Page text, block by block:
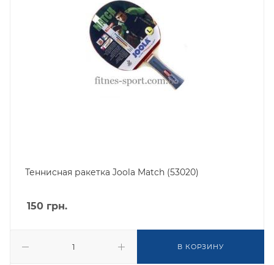
Теннисная ракетка Joola Match (53020)
150 грн.
В КОРЗИНУ